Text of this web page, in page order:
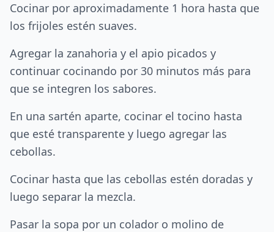
Cocinar por aproximadamente 1 hora hasta que
los frijoles estén suaves.
Agregar la zanahoria y el apio picados y
continuar cocinando por 30 minutos más para
que se integren los sabores.
En una sartén aparte, cocinar el tocino hasta
que esté transparente y luego agregar las
cebollas.
Cocinar hasta que las cebollas estén doradas y
luego separar la mezcla.
Pasar la sopa por un colador o molino de